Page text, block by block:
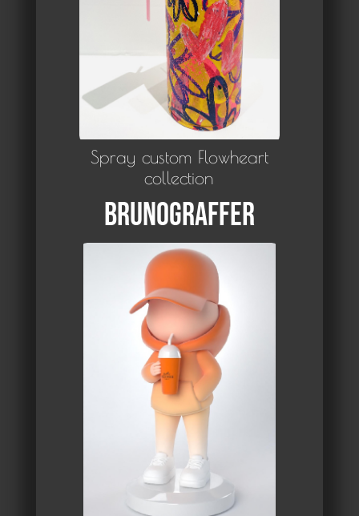
Spray custom Flowheart
collection
Brunograffer